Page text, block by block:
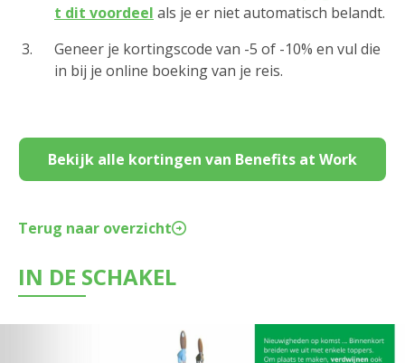
t dit voordeel als je er niet automatisch belandt.
Geneer je kortingscode van -5 of -10% en vul die
in bij je online boeking van je reis.
Bekijk alle kortingen van Benefits at Work
Terug naar overzicht
IN DE SCHAKEL